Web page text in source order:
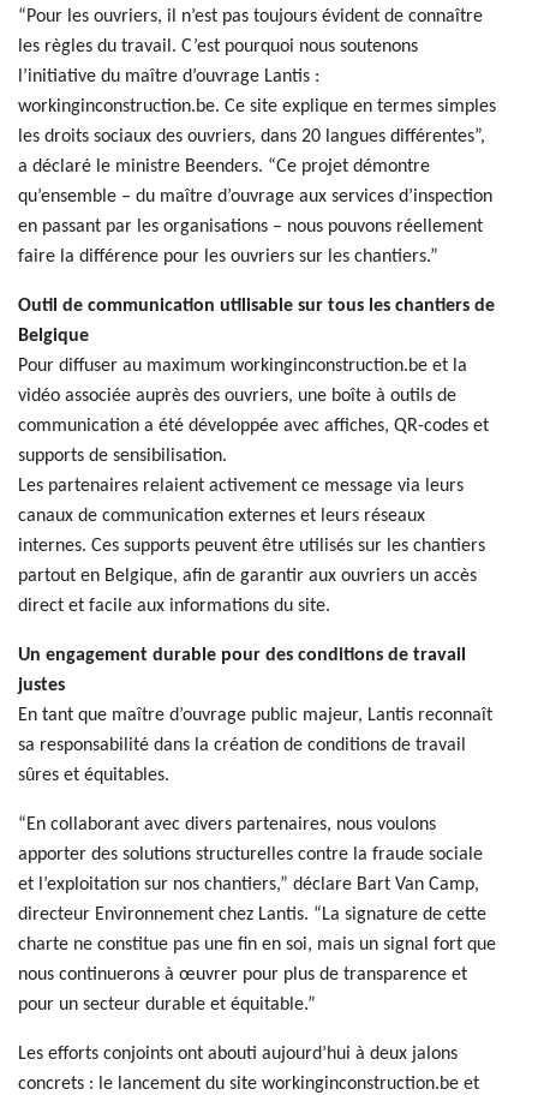
“Pour les ouvriers, il n’est pas toujours évident de connaître
les règles du travail. C’est pourquoi nous soutenons
l’initiative du maître d’ouvrage Lantis :
workinginconstruction.be. Ce site explique en termes simples
les droits sociaux des ouvriers, dans 20 langues différentes”,
a déclaré le ministre Beenders. “Ce projet démontre
qu’ensemble – du maître d’ouvrage aux services d’inspection
en passant par les organisations – nous pouvons réellement
faire la différence pour les ouvriers sur les chantiers.”
Outil de communication utilisable sur tous les chantiers de
Belgique
Pour diffuser au maximum workinginconstruction.be et la
vidéo associée auprès des ouvriers, une boîte à outils de
communication a été développée avec affiches, QR-codes et
supports de sensibilisation.
Les partenaires relaient activement ce message via leurs
canaux de communication externes et leurs réseaux
internes. Ces supports peuvent être utilisés sur les chantiers
partout en Belgique, afin de garantir aux ouvriers un accès
direct et facile aux informations du site.
Un engagement durable pour des conditions de travail
justes
En tant que maître d’ouvrage public majeur, Lantis reconnaît
sa responsabilité dans la création de conditions de travail
sûres et équitables.
“En collaborant avec divers partenaires, nous voulons
apporter des solutions structurelles contre la fraude sociale
et l’exploitation sur nos chantiers,” déclare Bart Van Camp,
directeur Environnement chez Lantis. “La signature de cette
charte ne constitue pas une fin en soi, mais un signal fort que
nous continuerons à œuvrer pour plus de transparence et
pour un secteur durable et équitable.”
Les efforts conjoints ont abouti aujourd’hui à deux jalons
concrets : le lancement du site workinginconstruction.be et